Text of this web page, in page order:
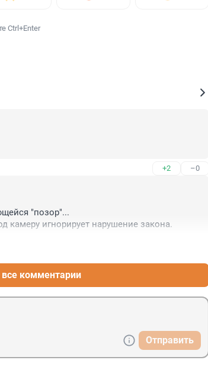
Ctrl+Enter
+2 –0
"позор"...
камеру игнорирует нарушение закона.
все комментарии
Отправить